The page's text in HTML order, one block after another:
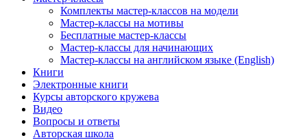
Комплекты мастер-классов на модели
Мастер-классы на мотивы
Бесплатные мастер-классы
Мастер-классы для начинающих
Мастер-классы на английском языке (English)
Книги
Электронные книги
Курсы авторского кружева
Видео
Вопросы и ответы
Авторская школа